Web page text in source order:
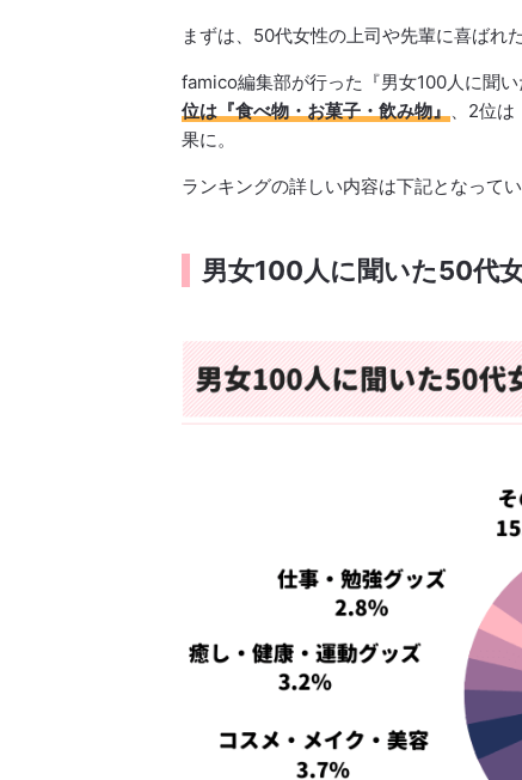
まずは、50代女性の上司や先輩に喜ばれ
famico編集部が行った『男女100人に聞
位は『食べ物・お菓子・飲み物』、2位は
果に。
ランキングの詳しい内容は下記となってい
男女100人に聞いた50代